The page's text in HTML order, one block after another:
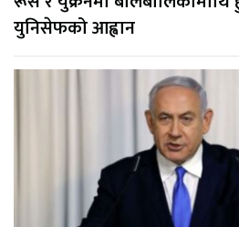
युनिसेफको आह्वान